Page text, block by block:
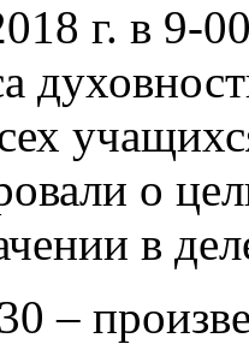
г. в 9-
о
в
–